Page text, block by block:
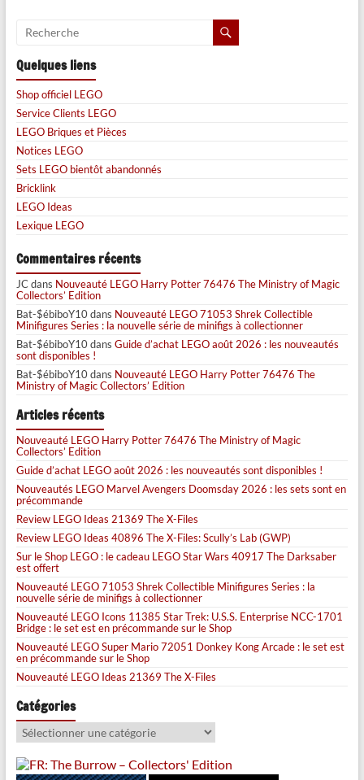
Quelques liens
Shop officiel LEGO
Service Clients LEGO
LEGO Briques et Pièces
Notices LEGO
Sets LEGO bientôt abandonnés
Bricklink
LEGO Ideas
Lexique LEGO
Commentaires récents
JCdans Nouveauté LEGO Harry Potter 76476 The Ministry of Magic
Collectors’ Edition
Bat-$ébiboY10dans Nouveauté LEGO 71053 Shrek Collectible
Minifigures Series : la nouvelle série de minifigs à collectionner
Bat-$ébiboY10dans Guide d’achat LEGO août 2026 : les nouveautés
sont disponibles !
Bat-$ébiboY10dans Nouveauté LEGO Harry Potter 76476 The
Ministry of Magic Collectors’ Edition
Articles récents
Nouveauté LEGO Harry Potter 76476 The Ministry of Magic
Collectors’ Edition
Guide d’achat LEGO août 2026 : les nouveautés sont disponibles !
Nouveautés LEGO Marvel Avengers Doomsday 2026 : les sets sont en
précommande
Review LEGO Ideas 21369 The X-Files
Review LEGO Ideas 40896 The X-Files: Scully’s Lab (GWP)
Sur le Shop LEGO : le cadeau LEGO Star Wars 40917 The Darksaber
est offert
Nouveauté LEGO 71053 Shrek Collectible Minifigures Series : la
nouvelle série de minifigs à collectionner
Nouveauté LEGO Icons 11385 Star Trek: U.S.S. Enterprise NCC-1701
Bridge : le set est en précommande sur le Shop
Nouveauté LEGO Super Mario 72051 Donkey Kong Arcade : le set est
en précommande sur le Shop
Nouveauté LEGO Ideas 21369 The X-Files
Catégories
Catégories